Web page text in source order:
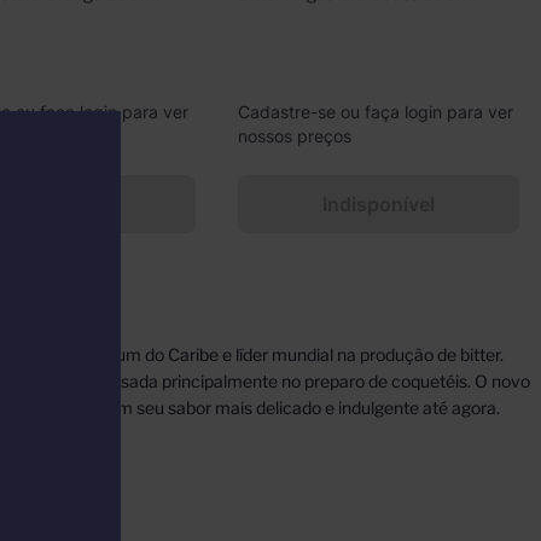
ou faça login para ver
Cadastre-se ou faça login para ver
nossos preços
de Rum do Caribe e líder mundial na produção de bitter.
de hoje é usada principalmente no preparo de coquetéis. O novo
em seu sabor mais delicado e indulgente até agora.